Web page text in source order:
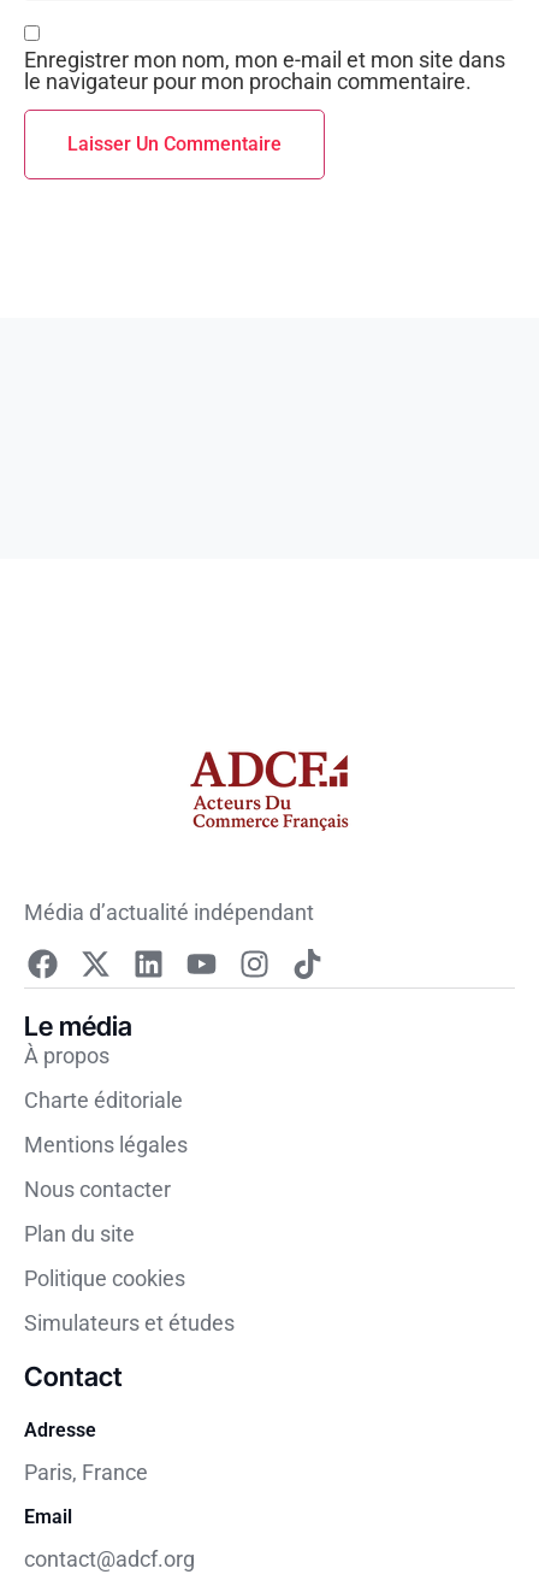
Enregistrer mon nom, mon e-mail et mon site dans
le navigateur pour mon prochain commentaire.
Média d’actualité indépendant
Le média
À propos
Charte éditoriale
Mentions légales
Nous contacter
Plan du site
Politique cookies
Simulateurs et études
Contact
Adresse
Paris, France
Email
contact@adcf.org